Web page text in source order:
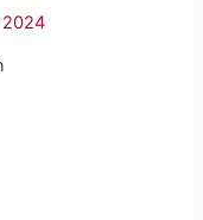
2024